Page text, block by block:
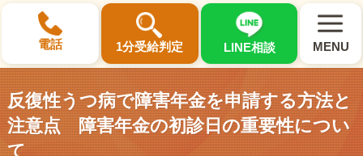
電話 1分受給判定 LINE相談 MENU
×
反復性うつ病で障害年金を申請する方法と
注意点 障害年金の初診日の重要性につい
て